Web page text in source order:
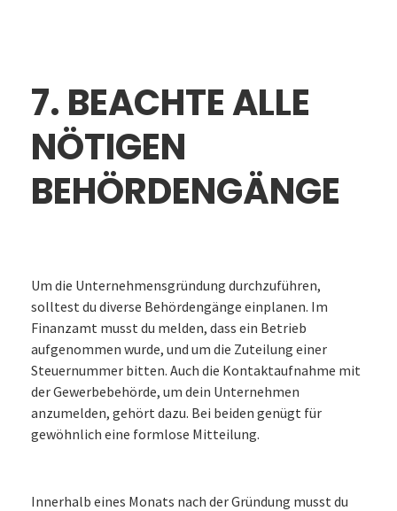
7. BEACHTE ALLE
NÖTIGEN
BEHÖRDENGÄNGE
Um die Unternehmensgründung durchzuführen,
solltest du diverse Behördengänge einplanen. Im
Finanzamt musst du melden, dass ein Betrieb
aufgenommen wurde, und um die Zuteilung einer
Steuernummer bitten. Auch die Kontaktaufnahme mit
der Gewerbebehörde, um dein Unternehmen
anzumelden, gehört dazu. Bei beiden genügt für
gewöhnlich eine formlose Mitteilung.
Innerhalb eines Monats nach der Gründung musst du